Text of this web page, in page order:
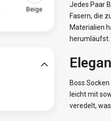
Jedes Paar
Fasern, die
Materialien
herumläufst.
Boss
leicht mit
veredelt,
Beige